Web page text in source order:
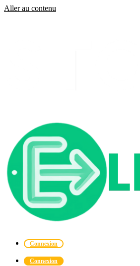
Aller au contenu
Connexion
Connexion